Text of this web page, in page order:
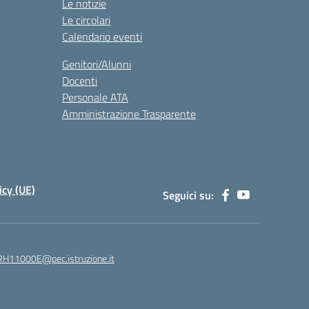
Le notizie
Le circolari
Calendario eventi
Genitori/Alunni
Docenti
Personale ATA
Amministrazione Trasparente
(UE) Seguici su: